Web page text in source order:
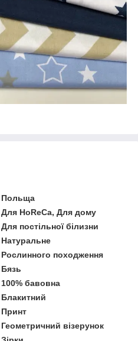
Польща
Для HoReCa, Для дому
Для постільної білизни
Натуральне
Рослинного походження
Бязь
100% бавовна
Блакитний
Принт
Геометричний візерунок